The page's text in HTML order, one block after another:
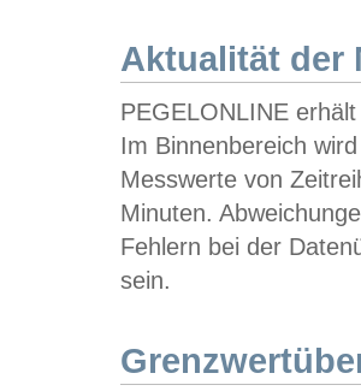
Aktualität der
PEGELONLINE
Im Binnenbereich
Messwerte von
Minuten.
Fehlern bei der
sein.